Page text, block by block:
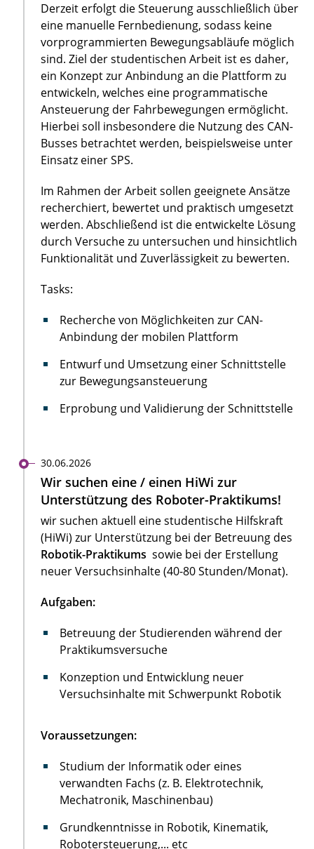
Derzeit erfolgt die Steuerung ausschließlich über
eine manuelle Fernbedienung, sodass keine
vorprogrammierten Bewegungsabläufe möglich
sind. Ziel der studentischen Arbeit ist es daher,
ein Konzept zur Anbindung an die Plattform zu
entwickeln, welches eine programmatische
Ansteuerung der Fahrbewegungen ermöglicht.
Hierbei soll insbesondere die Nutzung des CAN-
Busses betrachtet werden, beispielsweise unter
Einsatz einer SPS.
Im Rahmen der Arbeit sollen geeignete Ansätze
recherchiert, bewertet und praktisch umgesetzt
werden. Abschließend ist die entwickelte Lösung
durch Versuche zu untersuchen und hinsichtlich
Funktionalität und Zuverlässigkeit zu bewerten.
Tasks:
Recherche von Möglichkeiten zur CAN-
Anbindung der mobilen Plattform
Entwurf und Umsetzung einer Schnittstelle
zur Bewegungsansteuerung
Erprobung und Validierung der Schnittstelle
30.06.2026
Wir suchen eine / einen HiWi zur
Unterstützung des Roboter-Praktikums!
wir suchen aktuell eine studentische Hilfskraft
(HiWi) zur Unterstützung bei der Betreuung des
Robotik-Praktikums sowie bei der Erstellung
neuer Versuchsinhalte (40-80 Stunden/Monat).
Aufgaben:
Betreuung der Studierenden während der
Praktikumsversuche
Konzeption und Entwicklung neuer
Versuchsinhalte mit Schwerpunkt Robotik
Voraussetzungen:
Studium der Informatik oder eines
verwandten Fachs (z. B. Elektrotechnik,
Mechatronik, Maschinenbau)
Grundkenntnisse in Robotik, Kinematik,
Robotersteuerung,... etc